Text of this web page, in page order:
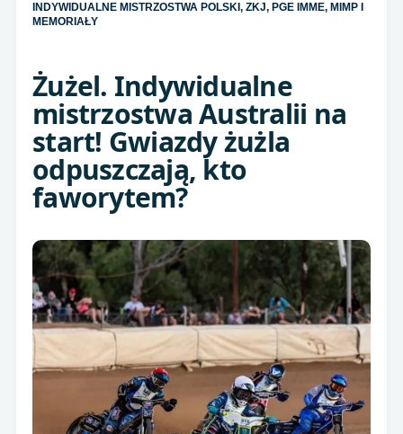
INDYWIDUALNE MISTRZOSTWA POLSKI, ZKJ, PGE IMME, MIMP I
MEMORIAŁY
Żużel. Indywidualne
mistrzostwa Australii na
start! Gwiazdy żużla
odpuszczają, kto
faworytem?